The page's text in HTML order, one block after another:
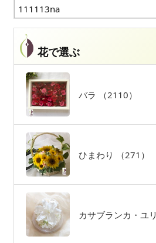
花で選ぶ
バラ （2110）
ひまわり （271）
カサブランカ・ユリ